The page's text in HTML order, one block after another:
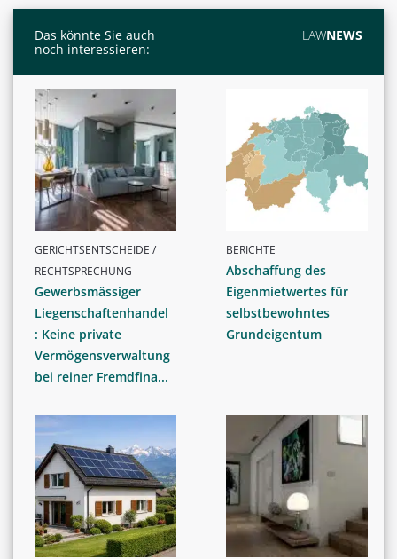
Das könnte Sie auch
noch interessieren:
LAWNEWS
GERICHTSENTSCHEIDE /
RECHTSPRECHUNG
Gewerbsmässiger
Liegenschaftenhandel
: Keine private
Vermögensverwaltung
bei reiner Fremdfina...
BERICHTE
Abschaffung des
Eigenmietwertes für
selbstbewohntes
Grundeigentum